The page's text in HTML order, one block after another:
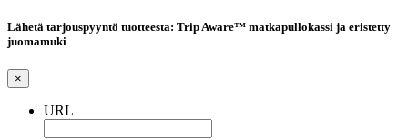
Lähetä tarjouspyyntö tuotteesta: Trip Aware™ matkapullokassi ja eristetty
juomamuki
×
URL